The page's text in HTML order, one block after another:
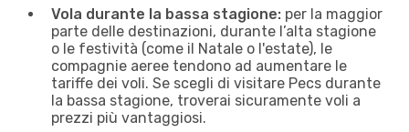
Vola durante la bassa stagione: per la maggior
parte delle destinazioni, durante l’alta stagione
o le festività (come il Natale o l'estate), le
compagnie aeree tendono ad aumentare le
tariffe dei voli. Se scegli di visitare Pecs durante
la bassa stagione, troverai sicuramente voli a
prezzi più vantaggiosi.